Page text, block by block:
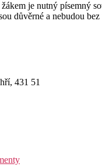
je nutný písemný
důvěrné a nebudou
431 51